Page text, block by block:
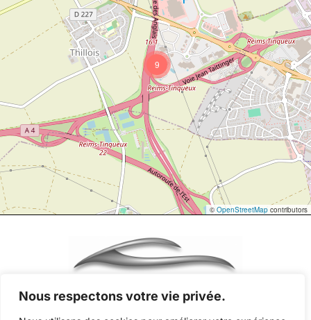
Nous respectons votre vie privée.
9
©OpenStreetMap contributors